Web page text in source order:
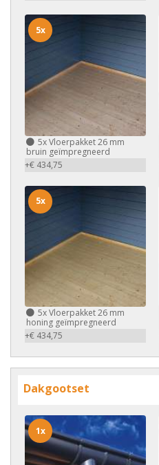
5xVloerpakket 26 mm
bruin geïmpregneerd
+€ 434,75
5x
5xVloerpakket 26 mm
honing geïmpregneerd
+€ 434,75
5x
Dakgootset
1x